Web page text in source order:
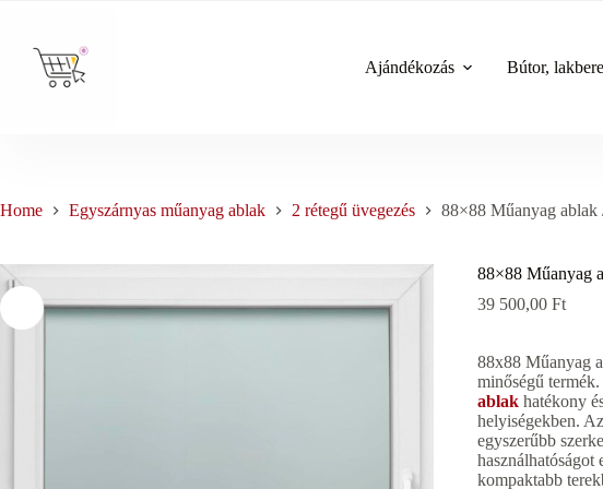
content
Ajándékozás
Bútor,
Home Egyszárnyas műanyag ablak 2 rétegű üvegezés 88×88 Műanyag
88×88 Műanyag
39 500,00Ft
88x88 Műanyag
minőségű
ablak hatékony
helyiségekben.
egyszerűbb
kompaktabb